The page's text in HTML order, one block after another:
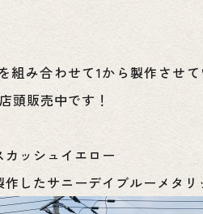
組み合わせて1から製作させ
頭販売中です！
ッシュイエロー
したサニーデイブルーメタリ